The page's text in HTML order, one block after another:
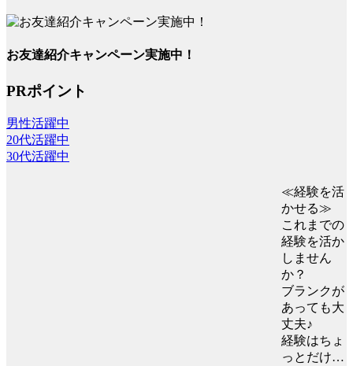
お友達紹介キャンペーン実施中！
PRポイント
男性活躍中
20代活躍中
30代活躍中
≪経験を活
かせる≫
これまでの
経験を活か
しません
か？
ブランクが
あっても大
丈夫♪
経験はちょ
っとだけ…